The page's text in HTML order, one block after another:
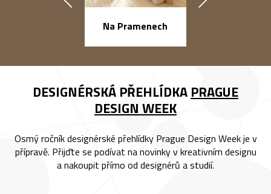
Na Pramenech
DESIGNÉRSKÁ PŘEHLÍDKA PRAGUE
DESIGN WEEK
Osmý ročník designérské přehlídky Prague Design Week je v
přípravě. Přijďte se podívat na novinky v kreativním designu
a nakoupit přímo od designérů a studií.